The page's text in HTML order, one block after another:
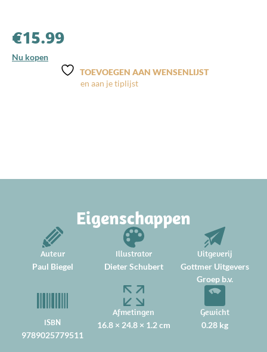
€15.99
Nu kopen
TOEVOEGEN AAN WENSENLIJST
Eigenschappen
Auteur
Paul Biegel
Illustrator
Dieter Schubert
Uitgeverij
Gottmer Uitgevers
Groep b.v.
ISBN
9789025779511
Afmetingen
16.8 × 24.8 × 1.2 cm
Gewicht
0.28 kg